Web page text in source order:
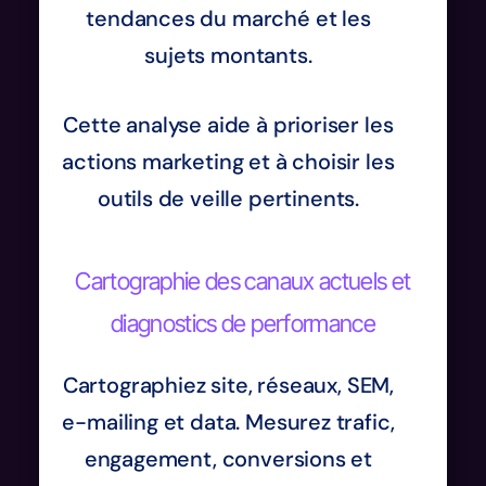
tendances du marché et les
sujets montants.
Cette analyse aide à prioriser les
actions marketing et à choisir les
outils de veille pertinents.
Cartographie des canaux actuels et
diagnostics de performance
Cartographiez site, réseaux, SEM,
e-mailing et data. Mesurez trafic,
engagement, conversions et